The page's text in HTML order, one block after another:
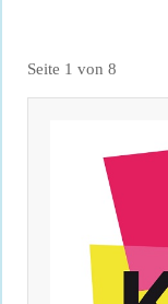
Filter verwerfen
Seite 1 von 8